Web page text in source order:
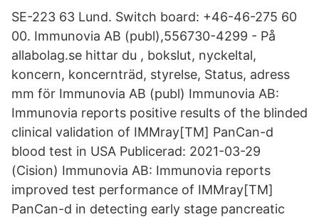
SE-223 63 Lund. Switch board: +46-46-275 60
00. Immunovia AB (publ),556730-4299 - På
allabolag.se hittar du , bokslut, nyckeltal,
koncern, koncernträd, styrelse, Status, adress
mm för Immunovia AB (publ) Immunovia AB:
Immunovia reports positive results of the blinded
clinical validation of IMMray[TM] PanCan-d
blood test in USA Publicerad: 2021-03-29
(Cision) Immunovia AB: Immunovia reports
improved test performance of IMMray[TM]
PanCan-d in detecting early stage pancreatic